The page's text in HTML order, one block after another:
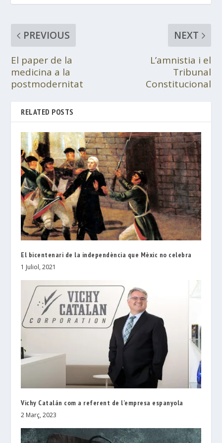
PREVIOUS
El paper de la
medicina a la
postmodernitat
NEXT
L’amnistia i el
Tribunal
Constitucional
RELATED POSTS
El bicentenari de la independència que Mèxic no celebra
1 Juliol, 2021
Vichy Catalán com a referent de l’empresa espanyola
2 Març, 2023